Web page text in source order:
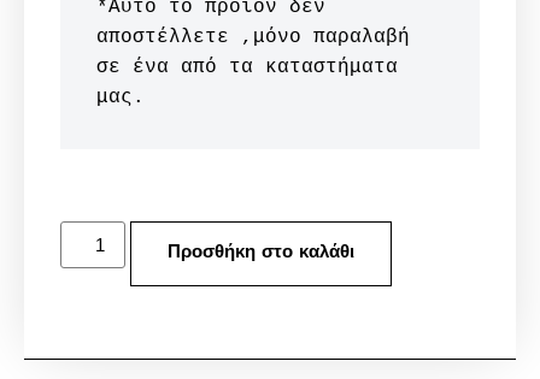
*Αυτό το προϊόν δεν
αποστέλλετε ,μόνο παραλαβή
σε ένα από τα καταστήματα
μας.
Προσθήκη στο καλάθι